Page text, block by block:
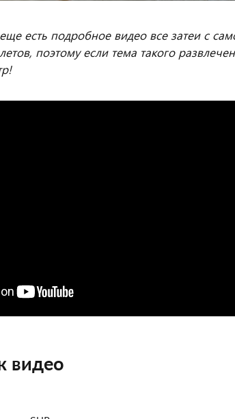
есть подробное видео все затеи с
поэтому если тема такого
видео